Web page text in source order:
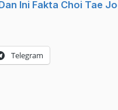
Ini Fakta Choi Tae
Telegram